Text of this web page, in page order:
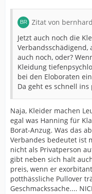
Zitat von
Jetzt auch noch die
auch noch, oder?
Kleidung
bei den Eloboraten
Da geht es schnell
Naja, Kleider machen
egal was Hanning für
Borat-Anzug. Was das
Verbandes bedeutet ist
nicht als Privatperson
gibt neben sich halt
preis, wenn er
potthässliche Pullover
Geschmackssache....